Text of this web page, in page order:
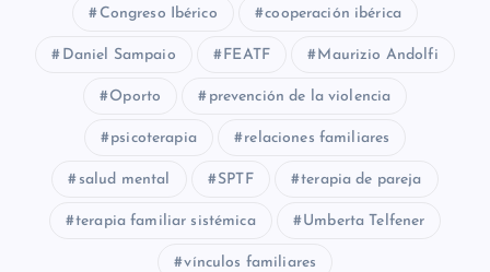
Congreso Ibérico cooperación ibérica
Daniel Sampaio FEATF Maurizio Andolfi
Oporto prevención de la violencia
psicoterapia relaciones familiares
salud mental SPTF terapia de pareja
terapia familiar sistémica Umberta Telfener
vínculos familiares